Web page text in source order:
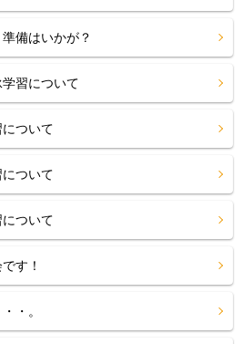
備はいかが？
習について
ついて
ついて
ついて
す！
・。